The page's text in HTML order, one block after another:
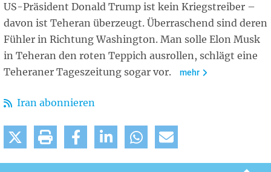
US-Präsident Donald Trump ist kein Kriegstreiber –
davon ist Teheran überzeugt. Überraschend sind deren
Fühler in Richtung Washington. Man solle Elon Musk
in Teheran den roten Teppich ausrollen, schlägt eine
Teheraner Tageszeitung sogar vor.
mehr
Iran abonnieren